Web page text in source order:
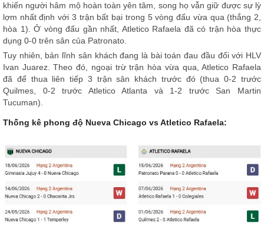
khiến người hâm mộ hoàn toàn yên tâm, song họ vẫn giữ được sự lỳ
lợm nhất định với 3 trận bất bại trong 5 vòng đấu vừa qua (thắng 2,
hòa 1). Ở vòng đấu gần nhất, Atletico Rafaela đã có trận hòa thực
dụng 0-0 trên sân của Patronato.
Tuy nhiên, bản lĩnh sân khách đang là bài toán đau đầu đối với HLV
Ivan Juarez. Theo đó, ngoại trừ trận hòa vừa qua, Atletico Rafaela
đã để thua liên tiếp 3 trận sân khách trước đó (thua 0-2 trước
Quilmes, 0-2 trước Atletico Atlanta và 1-2 trước San Martin
Tucuman).
Thống kê phong độ Nueva Chicago vs Atletico Rafaela: